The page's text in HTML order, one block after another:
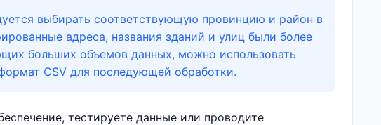
выбирать соответствующую провинцию и район в
адреса, названия зданий и улиц были более
больших объемов данных, можно использовать
CSV для последующей обработки.
тестируете данные или проводите